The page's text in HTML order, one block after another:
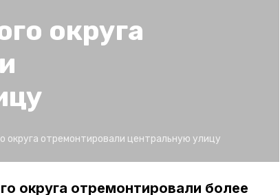
округа
округа отремонтировали центральную улицу
округа отремонтировали более